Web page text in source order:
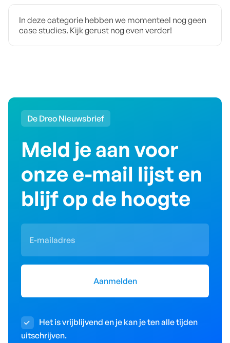
In deze categorie hebben we momenteel nog geen
case studies. Kijk gerust nog even verder!
De Dreo Nieuwsbrief
Meld je aan voor
onze e-mail lijst en
blijf op de hoogte

Het is vrijblijvend en je kan je ten alle tijden
uitschrijven.